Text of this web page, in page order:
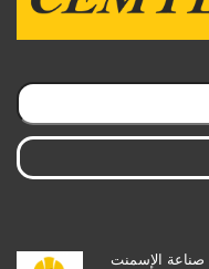
صناعة الإسمنت